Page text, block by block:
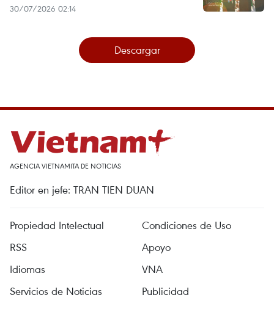
30/07/2026 02:14
Descargar
AGENCIA VIETNAMITA DE NOTICIAS
Editor en jefe: TRAN TIEN DUAN
Propiedad Intelectual
Condiciones de Uso
RSS
Apoyo
Idiomas
VNA
Servicios de Noticias
Publicidad